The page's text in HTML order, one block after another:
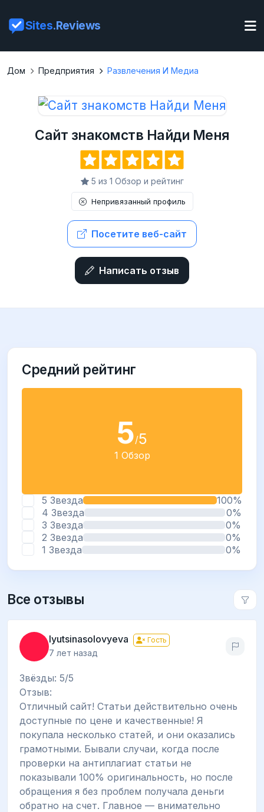
Sites.Reviews
Дом Предприятия Развлечения И Медиа
Сайт знакомств Найди Меня
5 из 1 Обзор и рейтинг
Непривязанный профиль
Посетите веб-сайт
Написать отзыв
Средний рейтинг
5/5
1 Обзор
5 Звезда
100%
4 Звезда
0%
3 Звезда
0%
2 Звезда
0%
1 Звезда
0%
Все отзывы
lyutsinasolovyeva Гость
7 лет назад
Звёзды: 5/5
Отзыв:
Отличный сайт! Статьи действительно очень
доступные по цене и качественные! Я
покупала несколько статей, и они оказались
грамотными. Бывали случаи, когда после
проверки на антиплагиат статьи не
показывали 100% оригинальность, но после
обращения я без проблем получала деньги
обратно на счет. Главное — внимательно